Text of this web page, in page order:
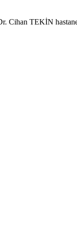
Cihan TEKİN